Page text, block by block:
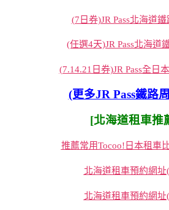
(7日券)JR Pass北海道
(任選4天)JR Pass北海道
(7.14.21日券)JR Pass全日
(更多JR Pass鐵路
[北海道租車推
推薦常用Tocoo!日本租車
北海道租車預約網址
北海道租車預約網址